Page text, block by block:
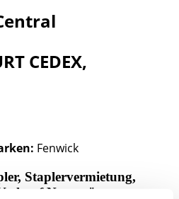
CEDEX,
Fenwick
Staplervermietung,
Neugeräte